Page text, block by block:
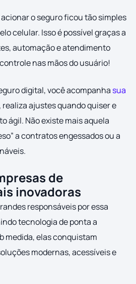
o seguro ficou tão simples
celular. Isso é possível graças a
automação e atendimento
nas mãos do usuário!
digital, você acompanha sua
realiza ajustes quando quiser e
ágil. Não existe mais aquela
a contratos engessados ou a
de
inovadoras
responsáveis por essa
tecnologia de ponta a
medida, elas conquistam
modernas, acessíveis e